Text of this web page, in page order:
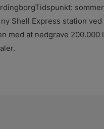
Shell Express station ved
med at nedgrave 200.000